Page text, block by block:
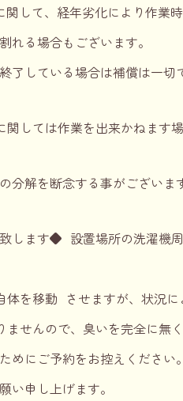
して、経年劣化により作業時
れる場合もございます。
了している場合は補償は一切
しては作業を出来かねます
分解を断念する事がございま
します◆ 設置場所の洗濯機
を移動 させますが、状況に
せんので、臭いを完全に無
めにご予約をお控えくださ
い申し上げます。